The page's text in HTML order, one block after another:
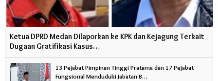
Ketua DPRD Medan Dilaporkan ke KPK dan Kejagung Terkait
Dugaan Gratifikasi Kasus…
13 Pejabat Pimpinan Tinggi Pratama dan 17 Pejabat
Fungsional Menduduki Jabatan B…